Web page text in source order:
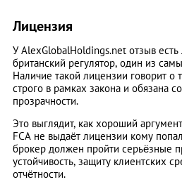
Лицензия
У AlexGlobalHoldings.net отзыв есть
британский регулятор, один из
Наличие такой лицензии говорит о
строго в рамках закона и обязана
прозрачности.
Это выглядит, как хороший
FCA не выдаёт лицензии кому
брокер должен пройти серьёзные
устойчивость, защиту клиентских
отчётности.